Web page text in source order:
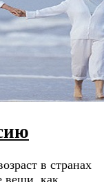
в странах